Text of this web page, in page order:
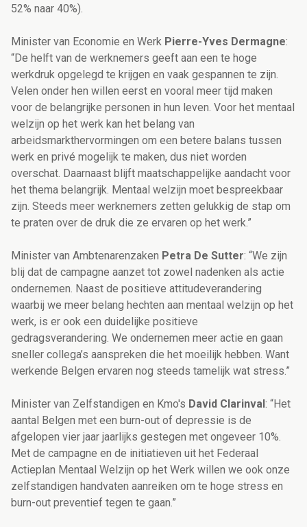
52% naar 40%).
Minister van Economie en Werk Pierre-Yves Dermagne:
“De helft van de werknemers geeft aan een te hoge
werkdruk opgelegd te krijgen en vaak gespannen te zijn.
Velen onder hen willen eerst en vooral meer tijd maken
voor de belangrijke personen in hun leven. Voor het mentaal
welzijn op het werk kan het belang van
arbeidsmarkthervormingen om een betere balans tussen
werk en privé mogelijk te maken, dus niet worden
overschat. Daarnaast blijft maatschappelijke aandacht voor
het thema belangrijk. Mentaal welzijn moet bespreekbaar
zijn. Steeds meer werknemers zetten gelukkig de stap om
te praten over de druk die ze ervaren op het werk.”
Minister van Ambtenarenzaken Petra De Sutter:​ “We zijn
blij dat de campagne aanzet tot zowel nadenken als actie
ondernemen. Naast de positieve attitudeverandering
waarbij we meer belang hechten aan mentaal welzijn op het
werk, is er ook een duidelijke positieve
gedragsverandering. We ondernemen meer actie en gaan
sneller collega’s aanspreken die het moeilijk hebben. Want
werkende Belgen ervaren nog steeds tamelijk wat stress.”
Minister van Zelfstandigen en Kmo's David Clarinval : “Het
aantal Belgen met een burn-out of depressie is de
afgelopen vier jaar jaarlijks gestegen met ongeveer 10%.
Met de campagne en de initiatieven uit het Federaal
Actieplan Mentaal Welzijn op het Werk willen we ook onze
zelfstandigen handvaten aanreiken om te hoge stress en
burn-out preventief tegen te gaan.”